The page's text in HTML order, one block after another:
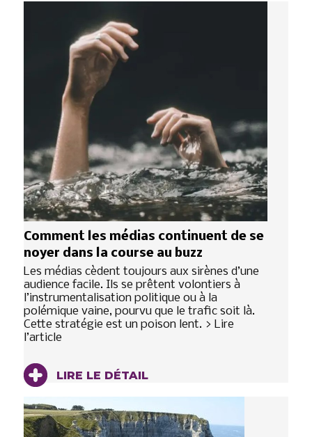
Comment les médias continuent de se
noyer dans la course au buzz
Les médias cèdent toujours aux sirènes d’une
audience facile. Ils se prêtent volontiers à
l’instrumentalisation politique ou à la
polémique vaine, pourvu que le trafic soit là.
Cette stratégie est un poison lent. > Lire
l’article
LIRE LE DÉTAIL